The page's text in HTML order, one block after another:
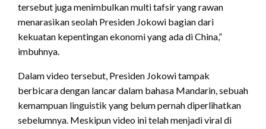
tersebut juga menimbulkan multi tafsir yang rawan
menarasikan seolah Presiden Jokowi bagian dari
kekuatan kepentingan ekonomi yang ada di China,”
imbuhnya.
Dalam video tersebut, Presiden Jokowi tampak
berbicara dengan lancar dalam bahasa Mandarin, sebuah
kemampuan linguistik yang belum pernah diperlihatkan
sebelumnya. Meskipun video ini telah menjadi viral di